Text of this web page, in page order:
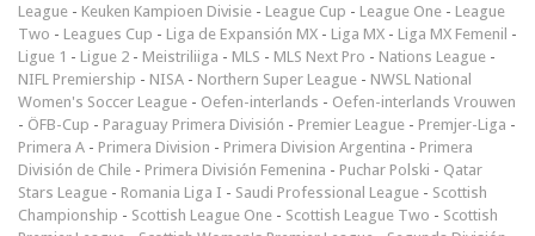
League - Keuken Kampioen Divisie - League Cup - League One - League
Two - Leagues Cup - Liga de Expansión MX - Liga MX - Liga MX Femenil -
Ligue 1 - Ligue 2 - Meistriliiga - MLS - MLS Next Pro - Nations League -
NIFL Premiership - NISA - Northern Super League - NWSL National
Women's Soccer League - Oefen-interlands - Oefen-interlands Vrouwen
- ÖFB-Cup - Paraguay Primera División - Premier League - Premjer-Liga -
Primera A - Primera Division - Primera Division Argentina - Primera
División de Chile - Primera División Femenina - Puchar Polski - Qatar
Stars League - Romania Liga I - Saudi Professional League - Scottish
Championship - Scottish League One - Scottish League Two - Scottish